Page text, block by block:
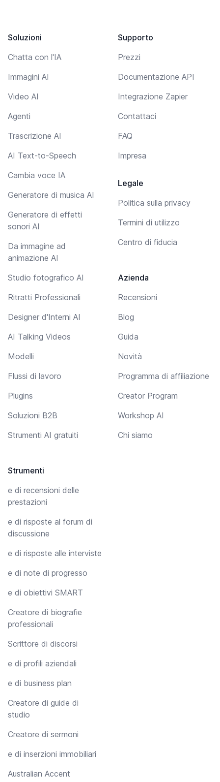
Soluzioni
Chatta con l'IA
Immagini AI
Video AI
Agenti
Trascrizione AI
AI Text-to-Speech
Cambia voce IA
Generatore di musica AI
Generatore di effetti
sonori AI
Da immagine ad
animazione AI
Studio fotografico AI
Ritratti Professionali
Designer d'Interni AI
AI Talking Videos
Modelli
Flussi di lavoro
Plugins
Soluzioni B2B
Strumenti AI gratuiti
Strumenti
e di recensioni delle
prestazioni
e di risposte al forum di
discussione
e di risposte alle interviste
e di note di progresso
e di obiettivi SMART
Creatore di biografie
professionali
Scrittore di discorsi
e di profili aziendali
e di business plan
Creatore di guide di
studio
Creatore di sermoni
e di inserzioni immobiliari
Australian Accent
Supporto
Prezzi
Documentazione API
Integrazione Zapier
Contattaci
FAQ
Impresa
Legale
Politica sulla privacy
Termini di utilizzo
Centro di fiducia
Azienda
Recensioni
Blog
Guida
Novità
Programma di affiliazione
Creator Program
Workshop AI
Chi siamo